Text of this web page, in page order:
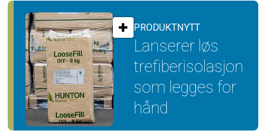
PRODUKTNYTT
Lanserer løs
trefiber­isolasjon
som legges for
hånd